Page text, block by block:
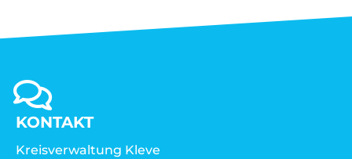
KONTAKT
Kreisverwaltung Kleve